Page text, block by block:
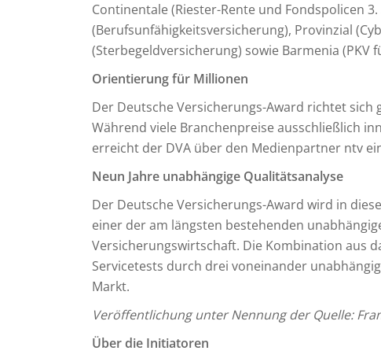
Continentale (Riester-Rente und Fondspolicen 3.
(Berufsunfähigkeitsversicherung), Provinzial
(Sterbegeldversicherung) sowie Barmenia (PKV
Orientierung für Millionen
Der Deutsche Versicherungs-Award richtet
Während viele Branchenpreise ausschließlich
erreicht der DVA über den Medienpartner ntv
Neun Jahre unabhängige Qualitätsanalyse
Der Deutsche Versicherungs-Award wird in
einer der am längsten bestehenden
Versicherungswirtschaft. Die Kombination aus
Servicetests durch drei voneinander
Markt.
Veröffentlichung unter Nennung der Quelle:
Über die Initiatoren